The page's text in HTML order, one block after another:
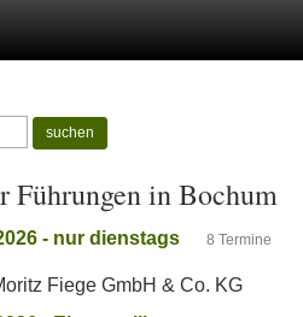
suchen
Führungen in Bochum
8 Termine
- nur dienstags
Fiege GmbH & Co. KG